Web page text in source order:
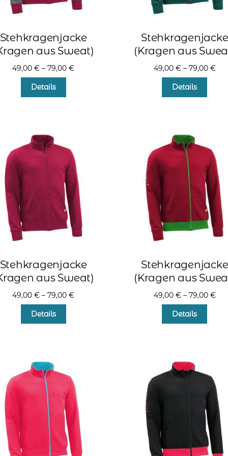
Stehkragenjacke
aus Sweat)
49,00€ –79,00€
Details
Die
Optionen
können
auf
der
Produktseite
gewählt
werden
Stehkragenjacke
(Kragen aus
49,00 €– 79,00 €
Details
Die
auf
der
Stehkragenjacke
aus Sweat)
49,00€ –79,00€
Details
Die
Optionen
können
auf
der
Produktseite
gewählt
werden
Stehkragenjacke
(Kragen aus
49,00 €– 79,00 €
Details
Die
auf
der